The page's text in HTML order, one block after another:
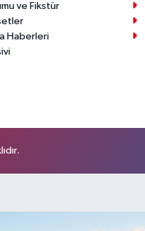
ve Fikstür
Haberleri